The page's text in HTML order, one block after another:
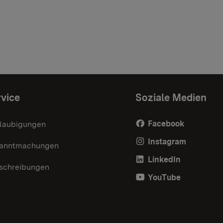
Soziale Medien
Facebook
Instagram
LinkedIn
YouTube